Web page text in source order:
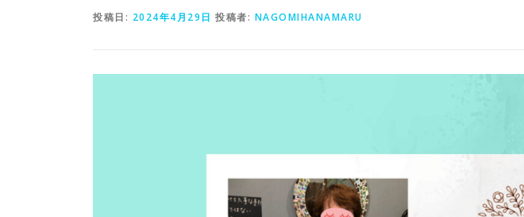
投稿日: 2024年4月29日 投稿者: NAGOMIHANAMARU